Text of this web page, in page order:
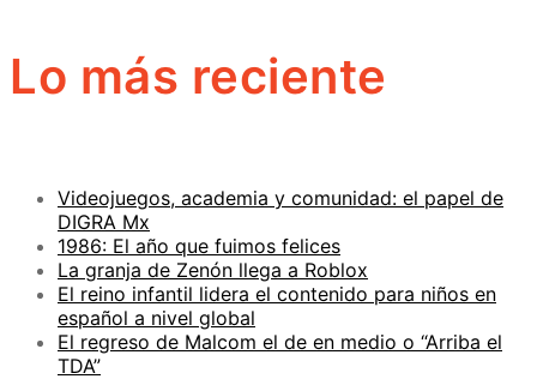
Lo más reciente
Videojuegos, academia y comunidad: el papel de
DIGRA Mx
1986: El año que fuimos felices
La granja de Zenón llega a Roblox
El reino infantil lidera el contenido para niños en
español a nivel global
El regreso de Malcom el de en medio o “Arriba el
TDA”